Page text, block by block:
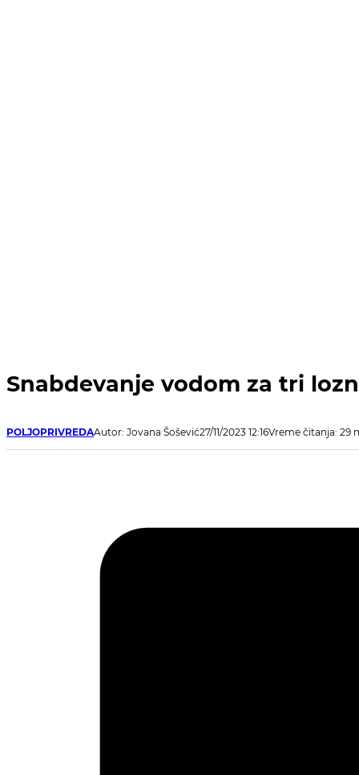
Snabdevanje vodom za tri
POLJOPRIVREDAAutor: Jovana Šošević27/11/2023 12:16Vreme čitanja: 29